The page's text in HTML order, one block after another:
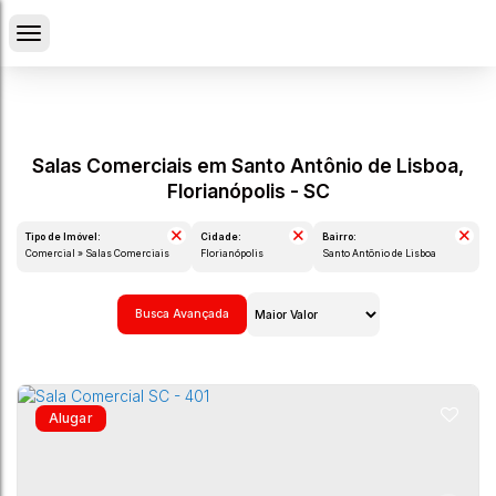
Salas Comerciais em Santo Antônio de Lisboa,
Florianópolis - SC
Tipo de Imóvel:
Comercial » Salas Comerciais
Cidade:
Florianópolis
Bairro:
Santo Antônio de Lisboa
Busca Avançada